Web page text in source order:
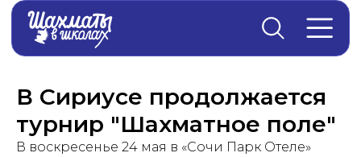
В Сириусе продолжается
турнир "Шахматное поле"
В воскресенье 24 мая в «Сочи Парк Отеле»